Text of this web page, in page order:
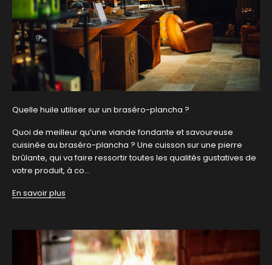
Quelle huile utiliser sur un braséro-plancha ?
Quoi de meilleur qu’une viande fondante et savoureuse
cuisinée au braséro-plancha ? Une cuisson sur une pierre
brûlante, qui va faire ressortir toutes les qualités gustatives de
votre produit, à co...
En savoir plus